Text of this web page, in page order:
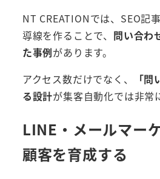
NT CREATIONでは、SEO記
導線を作ることで、 問い合わ
た事例があります。
アクセス数だけでなく、
「
る設計が集客自動化では非常
LINE・メールマー
顧客を育成する